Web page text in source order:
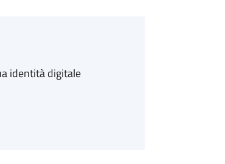
identità digitale